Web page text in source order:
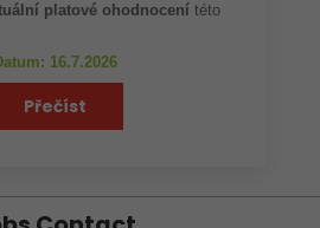
platové ohodnocení této
16.7.2026
Přečíst